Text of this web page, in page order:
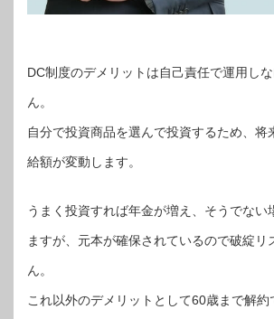
DC制度のデメリットは自己責任で運用し
ん。
自分で投資商品を選んで投資するため、将
給額が変動します。
うまく投資すれば年金が増え、そうでない
ますが、元本が確保されているので破綻リ
ん。
これ以外のデメリットとして60歳まで解約